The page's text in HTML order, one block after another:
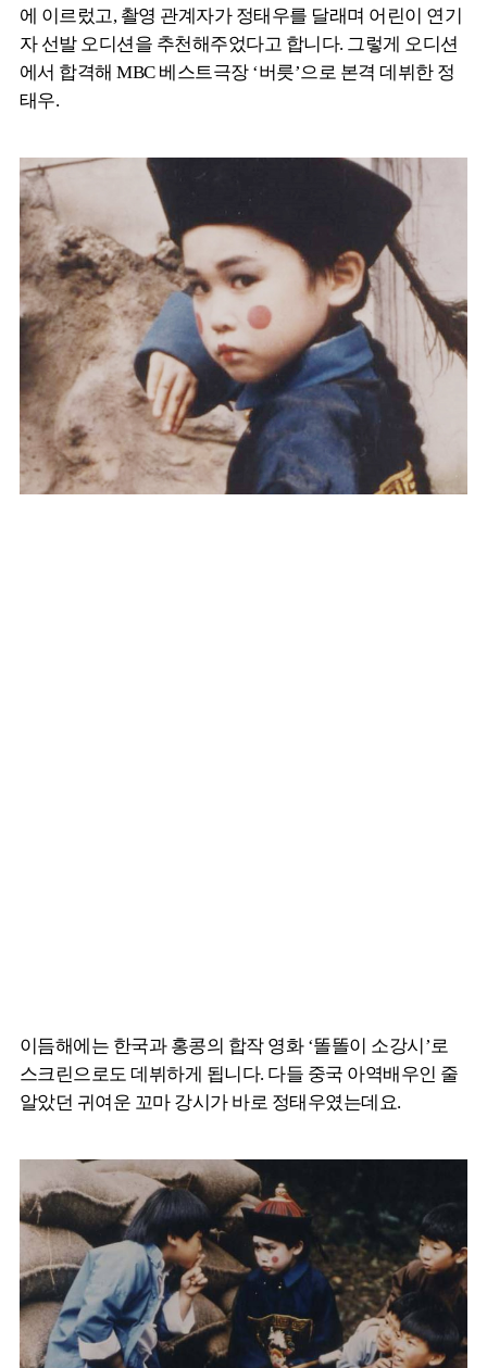
에 이르렀고, 촬영 관계자가 정태우를 달래며 어린이 연기
자 선발 오디션을 추천해주었다고 합니다. 그렇게 오디션
에서 합격해 MBC 베스트극장 ‘버릇’으로 본격 데뷔한 정
태우.
이듬해에는 한국과 홍콩의 합작 영화 ‘똘똘이 소강시’로
스크린으로도 데뷔하게 됩니다. 다들 중국 아역배우인 줄
알았던 귀여운 꼬마 강시가 바로 정태우였는데요.